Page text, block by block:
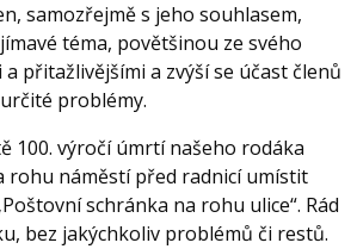
samozřejmě s jeho souhlasem,
téma, povětšinou ze svého
přitažlivějšími a zvýší se účast členů
problémy.
100. výročí úmrtí našeho rodáka
rohu náměstí před radnicí umístit
schránka na rohu ulice“. Rád
bez jakýchkoliv problémů či restů.